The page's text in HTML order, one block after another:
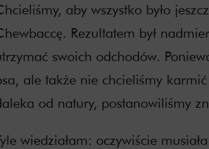
aby wszystko było
Rezultatem był
swoich odchodów.
ale także nie chcieliśmy
od natury, postanowiliśmy
wiedziałam: oczywiście